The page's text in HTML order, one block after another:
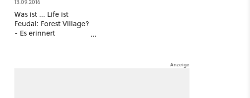
13.09.2016
Was ist ... Life ist
Feudal: Forest Village?
- Es erinnert